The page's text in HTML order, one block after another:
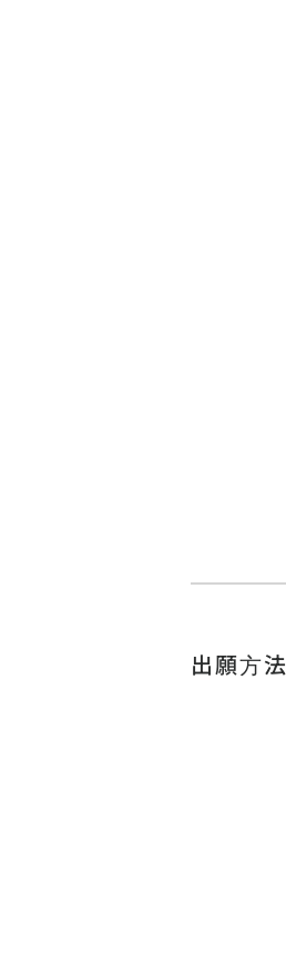
出願⽅法